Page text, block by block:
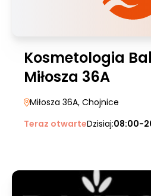
Kosmetologia
Miłosza 36A
Miłosza 36A, Chojnice
Teraz otwarteDzisiaj:08:00-